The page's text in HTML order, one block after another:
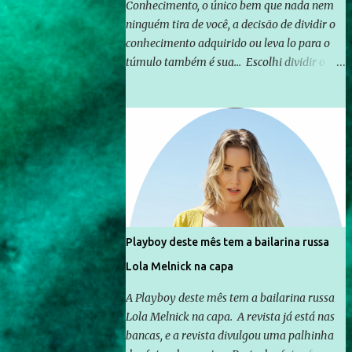
Conhecimento, o único bem que nada nem
ninguém tira de você, a decisão de dividir o
conhecimento adquirido ou leva lo para o
túmulo também é sua... Escolhi dividir o
mais e mais pessoas terem acesso a
educação e ao conhecimento. Não sou
Professor, a mais nobre das profissões, mas
tento ser um empreendedor da
comunicação, que além de informação
cotidiana, corriqueira e cada vez mais
preocupantes, do tipo que você já esta
acostumado a ver neste espaço, vou
trabalhar a ideia que possibilite distribuir
consistente a riqueza do conhecimento...
Exemplo: o cidadão brasileiro não precisa só
ser informado sobre operações da Lava Jato,
Playboy deste mês tem a bailarina russa
Lola Melnick na capa
A Playboy deste mês tem a bailarina russa
Lola Melnick na capa. A revista já está nas
bancas, e a revista divulgou uma palhinha